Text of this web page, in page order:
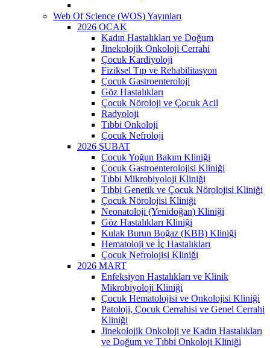
Web Of Science (WOS) Yayınları
2026 OCAK
Kadın Hastalıkları ve Doğum
Jinekolojik Onkoloji Cerrahi
Çocuk Kardiyoloji
Fiziksel Tıp ve Rehabilitasyon
Çocuk Gastroenteroloji
Göz Hastalıkları
Çocuk Nöroloji ve Çocuk Acil
Radyoloji
Tıbbi Onkoloji
Çocuk Nefroloji
2026 ŞUBAT
Çocuk Yoğun Bakım Kliniği
Çocuk Gastroenterolojisi Kliniği
Tıbbi Mikrobiyoloji Kliniği
Tıbbi Genetik ve Çocuk Nörolojisi Kliniği
Çocuk Nörolojisi Kliniği
Neonatoloji (Yenidoğan) Kliniği
Göz Hastalıkları Kliniği
Kulak Burun Boğaz (KBB) Kliniği
Hematoloji ve İç Hastalıkları
Çocuk Nefrolojisi Kliniği
2026 MART
Enfeksiyon Hastalıkları ve Klinik
Mikrobiyoloji Kliniği
Çocuk Hematolojisi ve Onkolojisi Kliniği
Patoloji, Çocuk Cerrahisi ve Genel Cerrahi
Kliniği
Jinekolojik Onkoloji ve Kadın Hastalıkları
ve Doğum ve Tıbbi Onkoloji Kliniği